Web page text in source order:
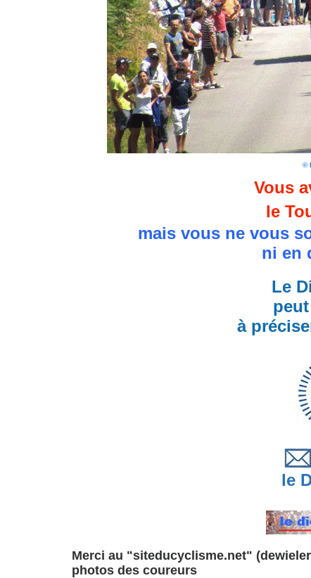
©
Vous
le
mais vous ne vous
ni en
Le
à
le
Merci au "siteducyclisme.net"
photos des coureurs